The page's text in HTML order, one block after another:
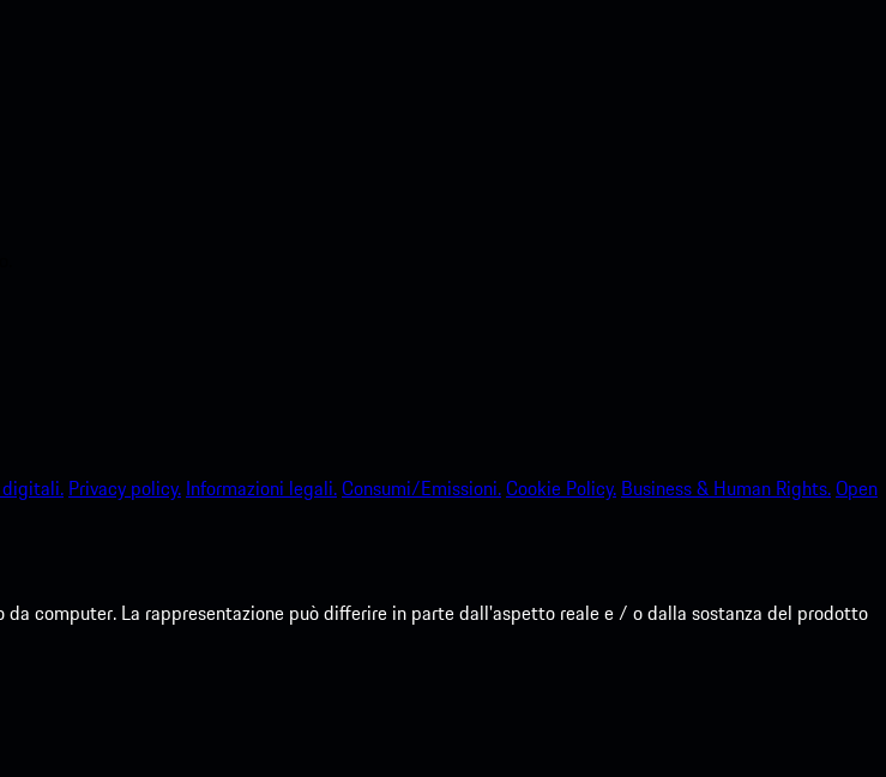
digitali. Privacy policy. Informazioni legali.Consumi/Emissioni.Cookie Policy. Business & Human Rights.Open
computer. La rappresentazione può differire in parte dall'aspetto reale e / o dalla sostanza del prodotto